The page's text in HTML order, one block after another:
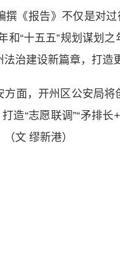
报告》不仅是对过
和“十五五”规划谋划
治建设新篇章，打造
，开州区公安局将
打造“志愿联调”“矛排
文 缪新港）